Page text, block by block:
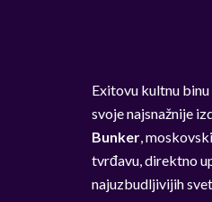
Exitovu kultnu
svoje najsnažnije
Bunker , moskovski
tvrđavu, direktno
najuzbudljivijih